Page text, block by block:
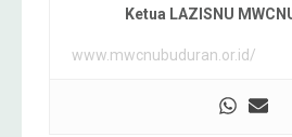
Ketua LAZISNU
www.mwcnubuduran.or.id/